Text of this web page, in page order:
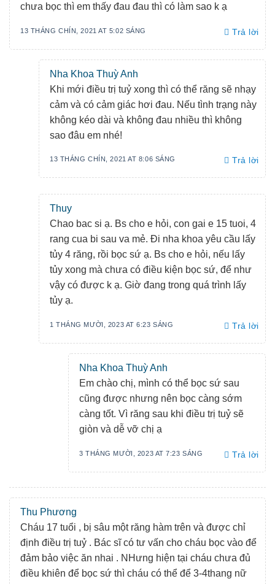
chưa bọc thì em thấy đau đau thì có làm sao k ạ
13 THÁNG CHÍN, 2021 AT 5:02 SÁNG Trả lời
Nha Khoa Thuỳ Anh
Khi mới điều trị tuỷ xong thì có thể răng sẽ nhạy
cảm và có cảm giác hơi đau. Nếu tình trạng này
không kéo dài và không đau nhiều thì không
sao đâu em nhé!
13 THÁNG CHÍN, 2021 AT 8:06 SÁNG Trả lời
Thuy
Chao bac si ạ. Bs cho e hỏi, con gai e 15 tuoi, 4
rang cua bi sau va mẻ. Đi nha khoa yêu cầu lấy
tủy 4 răng, rồi bọc sứ ạ. Bs cho e hỏi, nếu lấy
tủy xong mà chưa có điều kiện bọc sứ, để như
vậy có được k ạ. Giờ đang trong quá trình lấy
tủy ạ.
1 THÁNG MƯỜI, 2023 AT 6:23 SÁNG Trả lời
Nha Khoa Thuỳ Anh
Em chào chị, mình có thể bọc sứ sau
cũng được nhưng nên bọc càng sớm
càng tốt. Vì răng sau khi điều trị tuỷ sẽ
giòn và dễ vỡ chị ạ
3 THÁNG MƯỜI, 2023 AT 7:23 SÁNG Trả lời
Thu Phương
Cháu 17 tuổi , bị sâu một răng hàm trên và được chỉ
định điều trị tuỷ . Bác sĩ có tư vấn cho cháu bọc vào để
đảm bảo việc ăn nhai . NHưng hiện tại cháu chưa đủ
điều khiên để bọc sứ thì cháu có thể để 3-4thang nữ